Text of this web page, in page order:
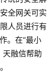
全网关可实
人员进行有
。在“最小
天融信帮助